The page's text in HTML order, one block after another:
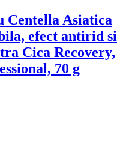
Centella Asiatica
efect antirid si
Cica Recovery,
70 g